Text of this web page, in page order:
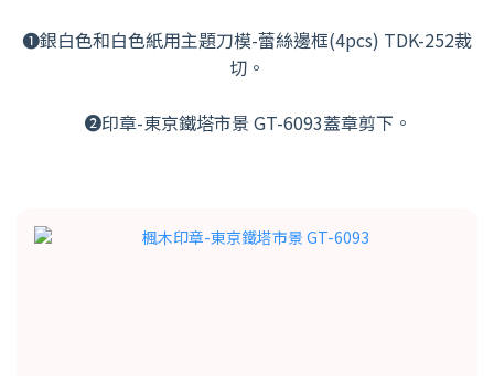
❶銀白色和白色紙用主題刀模-蕾絲邊框(4pcs) TDK-252裁
切。
➋印章-東京鐵塔市景 GT-6093蓋章剪下。